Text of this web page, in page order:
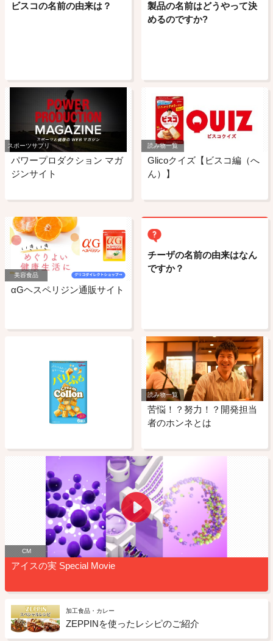
ビスコの名前の由来は？
製品の名前はどうやって決
めるのですか?
スポーツサプリ
パワープロダクション マガ
ジンサイト
読み物一覧
Glicoクイズ【ビスコ編（へ
ん）】
美容食品
αGヘスペリジン通販サイト
チーザの名前の由来はなん
ですか？
読み物一覧
苦悩！？努力！？開発担当
者のホンネとは
CM
アイスの実 Special Movie
加工食品・カレー
ZEPPINを使ったレシピのご紹介